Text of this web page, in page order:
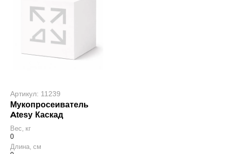
Артикул: 11239
Мукопросеиватель
Atesy Каскад
Вес, кг
0
Длина, см